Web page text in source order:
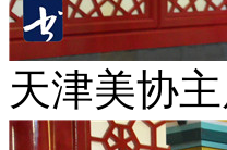
天津美协